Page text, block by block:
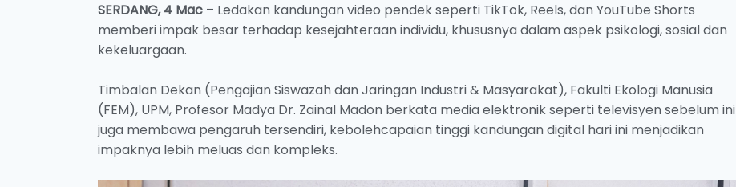
SERDANG, 4 Mac – Ledakan kandungan video pendek seperti TikTok, Reels, dan YouTube Shorts
memberi impak besar terhadap kesejahteraan individu, khususnya dalam aspek psikologi, sosial dan
kekeluargaan.
Timbalan Dekan (Pengajian Siswazah dan Jaringan Industri & Masyarakat), Fakulti Ekologi Manusia
(FEM), UPM, Profesor Madya Dr. Zainal Madon berkata media elektronik seperti televisyen sebelum ini
juga membawa pengaruh tersendiri, kebolehcapaian tinggi kandungan digital hari ini menjadikan
impaknya lebih meluas dan kompleks.